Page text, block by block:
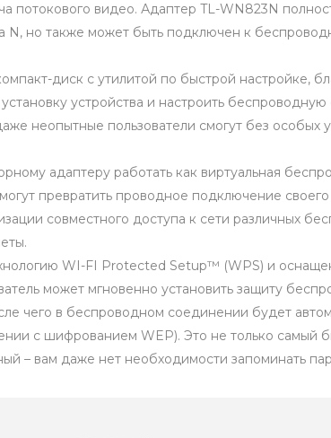
потокового видео. Адаптер TL-WN823N
N, но также может быть подключен к
диск с утилитой по быстрой настройке,
устройства и настроить беспроводную
неопытные пользователи смогут без особых
адаптеру работать как виртуальная
превратить проводное подключение
совместного доступа к сети различных
WI-FI Protected Setup™ (WPS) и
может мгновенно установить защиту
чего в беспроводном соединении будет
с шифрованием WEP). Это не только самый
– вам даже нет необходимости запоминать